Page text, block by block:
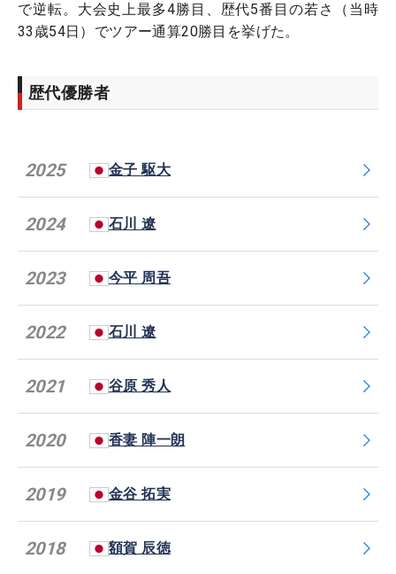
で逆転。大会史上最多4勝目、歴代5番目の若さ（当時
33歳54日）でツアー通算20勝目を挙げた。
歴代優勝者
2025 金子 駆大
2024 石川 遼
2023 今平 周吾
2022 石川 遼
2021 谷原 秀人
2020 香妻 陣一朗
2019 金谷 拓実
2018 額賀 辰徳